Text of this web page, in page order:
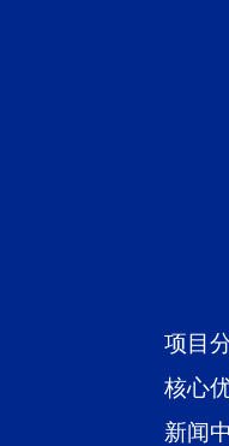
项目
核心
新闻